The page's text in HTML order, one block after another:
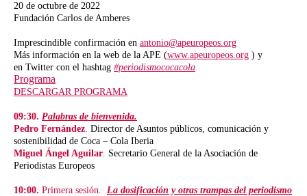
20 de octubre de 2022
Fundación Carlos de Amberes
Imprescindible confirmación en antonio@apeuropeos.org
Más información en la web de la APE (www.apeuropeos.org ) y
en Twitter con el hashtag #periodismococacola
Programa
DESCARGAR PROGRAMA
09:30. Palabras de bienvenida.
Pedro Fernández. Director de Asuntos públicos, comunicación y
sostenibilidad de Coca – Cola Iberia
Miguel Ángel Aguilar. Secretario General de la Asociación de
Periodistas Europeos
10:00. Primera sesión. La dosificación y otras trampas del periodismo